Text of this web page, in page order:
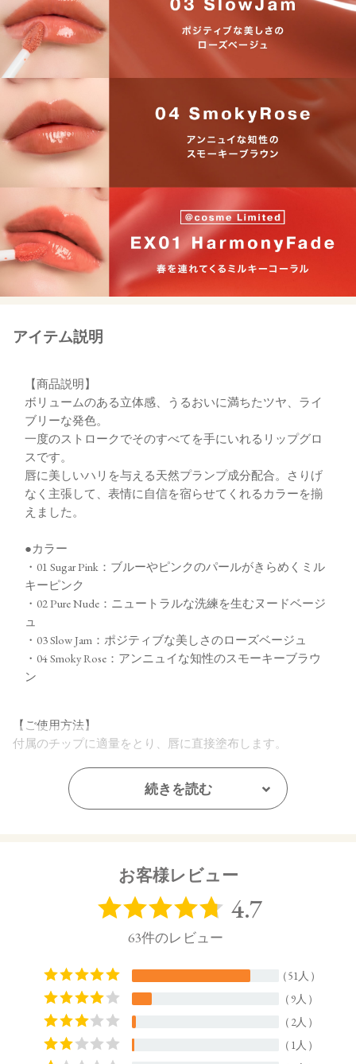
アイテム説明
【商品説明】
ボリュームのある立体感、うるおいに満ちたツヤ、ライ
ブリーな発色。
一度のストロークでそのすべてを手にいれるリップグロ
スです。
唇に美しいハリを与える天然プランプ成分配合。さりげ
なく主張して、表情に自信を宿らせてくれるカラーを揃
えました。
●カラー
・01 Sugar Pink：ブルーやピンクのパールがきらめくミル
キーピンク
・02 Pure Nude：ニュートラルな洗練を生むヌードベージ
ュ
・03 Slow Jam：ポジティブな美しさのローズベージュ
・04 Smoky Rose：アンニュイな知性のスモーキーブラウ
ン
【ご使用方法】
付属のチップに適量をとり、唇に直接塗布します。
【内容量】
ダイマージリノール酸ダイマージリノレイル、ラウロイルグ
プリロイルグリセリン／セバシン酸）コポリマー、（ベヘン
果実油、アルガニアスピノサ核油、オプンチアフィクスイン
ジカ種子油、ヒメマツバボタンエキス、カニナバラ果実エキ
ス、センチフォリアバラ花エキス、サトザクラ花エキス、カ
ミツレ花エキス、パルミトイルトリペプチド－38、バニリル
ブチル、ヤシ脂肪酸スクロース、カプリル酸グリセリル、イ
続きを読む
お客様レビュー